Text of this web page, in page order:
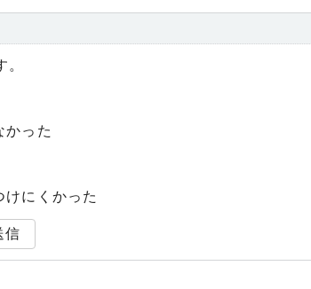
かった
けにくかった
信